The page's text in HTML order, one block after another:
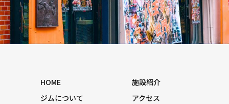
HOME
ジムについて
施設紹介
アクセス